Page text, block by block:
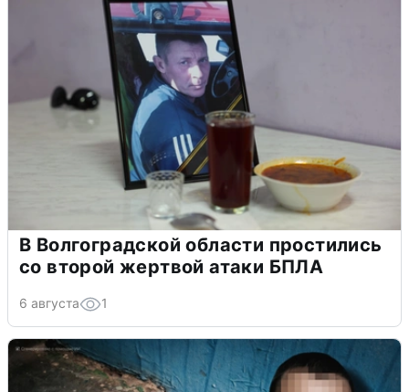
В Волгоградской области простились
со второй жертвой атаки БПЛА
6 августа 1